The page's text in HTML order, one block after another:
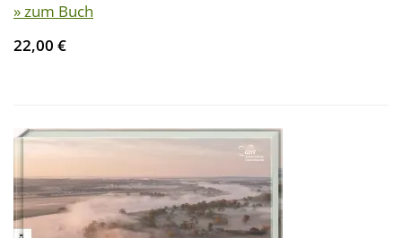
» zum Buch
22,00 €